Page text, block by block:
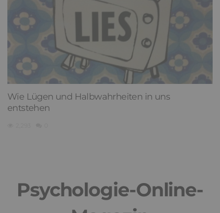
Wie Lügen und Halbwahrheiten in uns
entstehen
Psychologie-Online-